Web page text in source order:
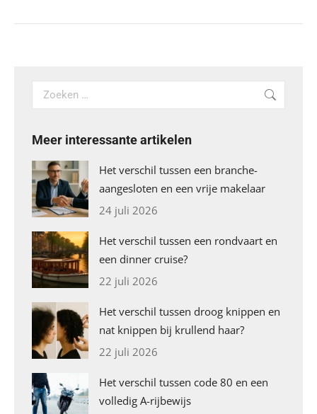
Search:
Meer interessante artikelen
Het verschil tussen een branche-
aangesloten en een vrije makelaar
24 juli 2026
Het verschil tussen een rondvaart en
een dinner cruise?
22 juli 2026
Het verschil tussen droog knippen en
nat knippen bij krullend haar?
22 juli 2026
Het verschil tussen code 80 en een
volledig A-rijbewijs